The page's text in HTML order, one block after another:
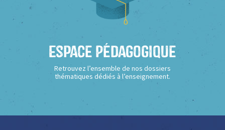
Espace Pédagogique
Retrouvez l’ensemble de nos dossiers
thématiques dédiés à l’enseignement.